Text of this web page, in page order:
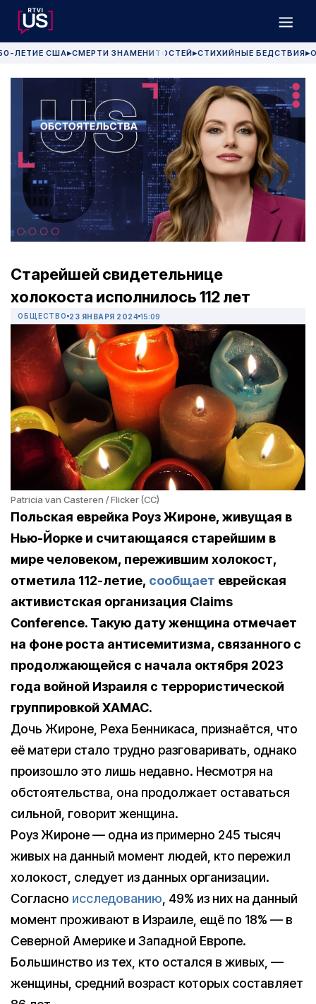
ЛЕТИЕ США▶СМЕРТИ ЗНАМЕНИТОСТЕЙ▶СТИХИЙНЫЕ БЕДСТВИЯ▶
Старейшей свидетельнице
холокоста исполнилось 112 лет
ОБЩЕСТВО 23 ЯНВАРЯ 2024 15:09
Patricia van Casteren / Flicker (CC)
Польская еврейка Роуз Жироне, живущая в
Нью-Йорке и считающаяся старейшим в
мире человеком, пережившим холокост,
отметила 112-летие, сообщает еврейская
активистская организация Claims
Conference. Такую дату женщина отмечает
на фоне роста антисемитизма, связанного с
продолжающейся с начала октября 2023
года войной Израиля с террористической
группировкой ХАМАС.
Дочь Жироне, Реха Бенникаса, признаётся, что
её матери стало трудно разговаривать, однако
произошло это лишь недавно. Несмотря на
обстоятельства, она продолжает оставаться
сильной, говорит женщина.
Роуз Жироне — одна из примерно 245 тысяч
живых на данный момент людей, кто пережил
холокост, следует из данных организации.
Согласно исследованию, 49% из них на данный
момент проживают в Израиле, ещё по 18% — в
Северной Америке и Западной Европе.
Большинство из тех, кто остался в живых, —
женщины, средний возраст которых составляет